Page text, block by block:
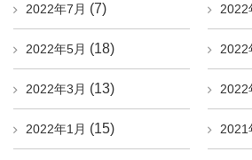
2022年7月 (7) 2022
2022年5月 (18) 2022
2022年3月 (13) 2022
2022年1月 (15) 2021